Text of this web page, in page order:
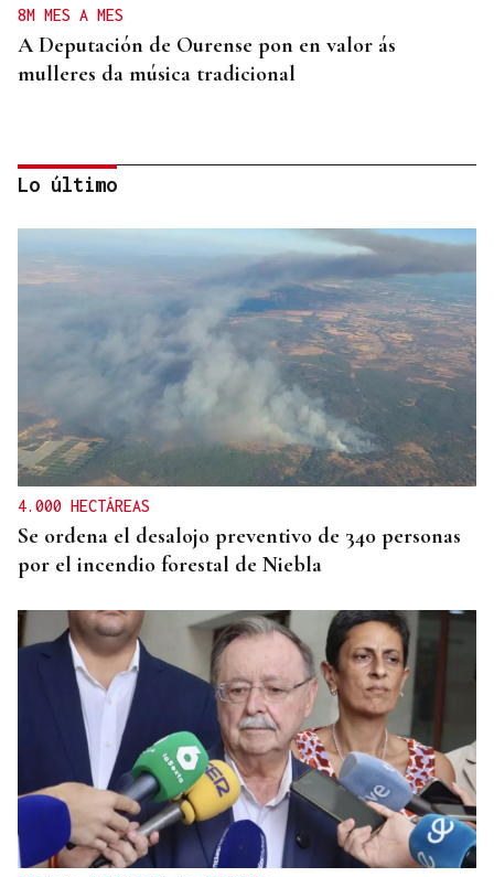
8M MES A MES
A Deputación de Ourense pon en valor ás
mulleres da música tradicional
LOS TITULARES DE HOY
La portada de La Región de este sábado, 8 de
agosto
Lo último
4.000 HECTÁREAS
Se ordena el desalojo preventivo de 340 personas
por el incendio forestal de Niebla